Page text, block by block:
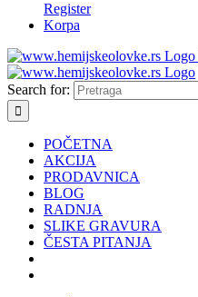
Register
Korpa
Search for:
POČETNA
AKCIJA
PRODAVNICA
BLOG
RADNJA
SLIKE GRAVURA
ČESTA PITANJA